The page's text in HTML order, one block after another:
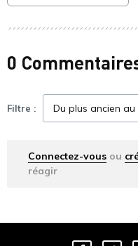
0
Filtre :
Connectez-vous ou
réagir